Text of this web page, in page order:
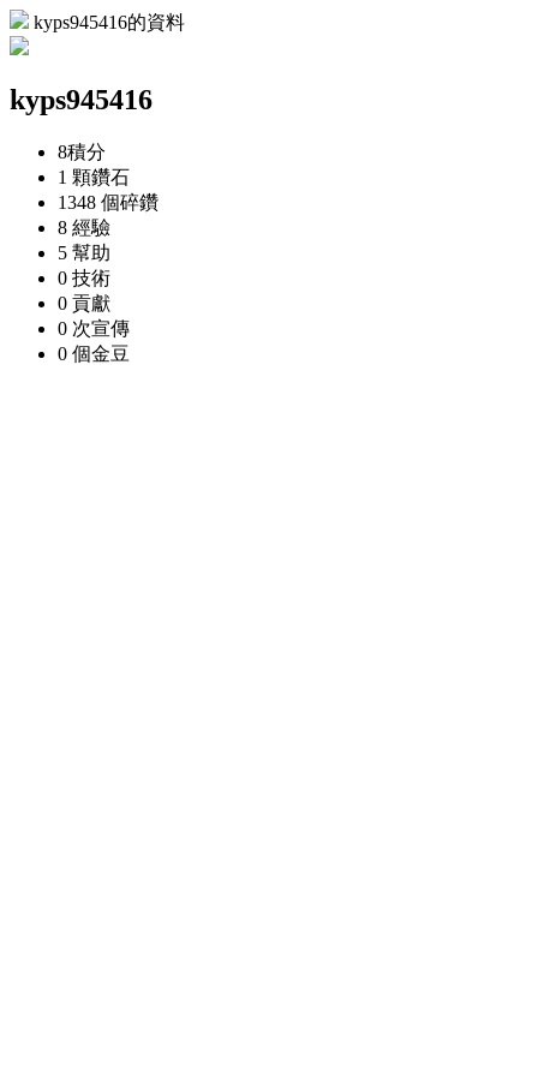
kyps945416的資料
kyps945416
8積分
1 顆鑽石
1348 個碎鑽
8 經驗
5 幫助
0 技術
0 貢獻
0 次宣傳
0 個金豆